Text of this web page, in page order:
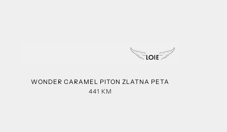
WONDER CARAMEL PITON ZLATNA PETA
441 KM